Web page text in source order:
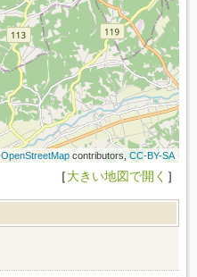
OpenStreetMapcontributors, CC-BY-SA
［大きい地図で開く ］